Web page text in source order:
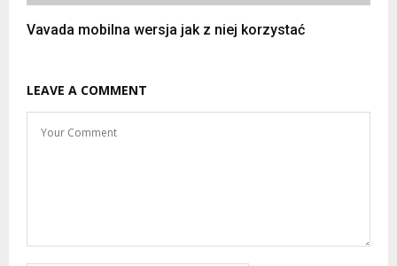
Vavada mobilna wersja jak z niej korzystać
LEAVE A COMMENT